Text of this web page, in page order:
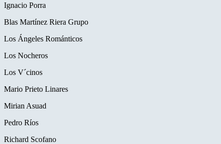
Ignacio Porra
Blas Martínez Riera Grupo
Los Ángeles Románticos
Los Nocheros
Los V´cinos
Mario Prieto Linares
Mirian Asuad
Pedro Ríos
Richard Scofano